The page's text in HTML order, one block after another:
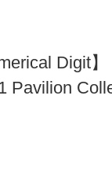
Digit】
Pavilion